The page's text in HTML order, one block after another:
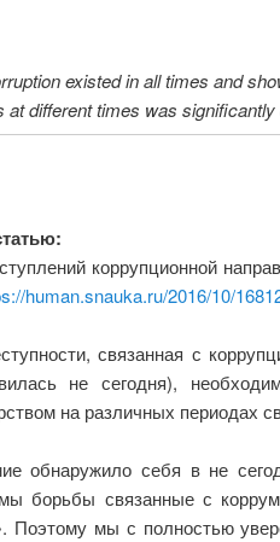
existed in all times and
different times was
коррупционной
human.snauka.ru/2016/10/
связанная с
не сегодня),
на различных периодах
обнаружило себя в не
борьбы связанные с
Поэтому мы с полностью